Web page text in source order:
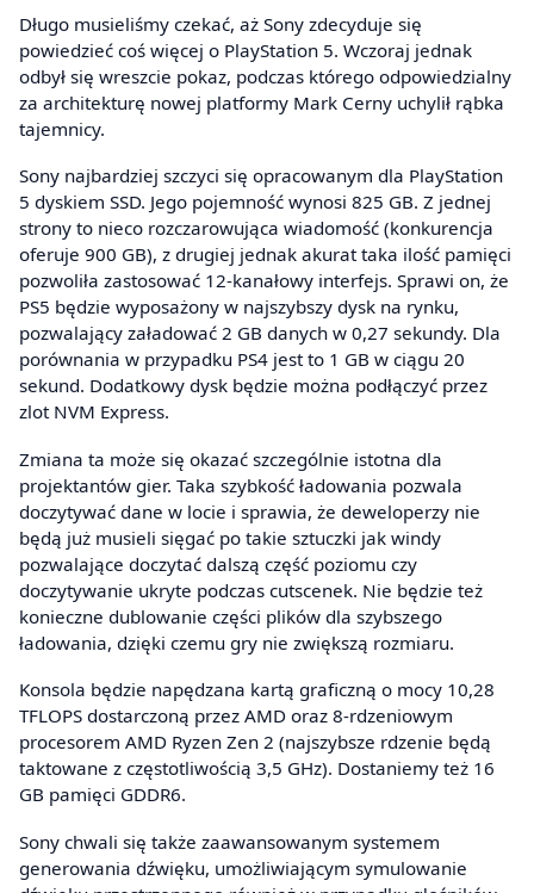
Długo musieliśmy czekać, aż Sony zdecyduje się
powiedzieć coś więcej o PlayStation 5. Wczoraj jednak
odbył się wreszcie pokaz, podczas którego odpowiedzialny
za architekturę nowej platformy Mark Cerny uchylił rąbka
tajemnicy.
Sony najbardziej szczyci się opracowanym dla PlayStation
5 dyskiem SSD. Jego pojemność wynosi 825 GB. Z jednej
strony to nieco rozczarowująca wiadomość (konkurencja
oferuje 900 GB), z drugiej jednak akurat taka ilość pamięci
pozwoliła zastosować 12-kanałowy interfejs. Sprawi on, że
PS5 będzie wyposażony w najszybszy dysk na rynku,
pozwalający załadować 2 GB danych w 0,27 sekundy. Dla
porównania w przypadku PS4 jest to 1 GB w ciągu 20
sekund. Dodatkowy dysk będzie można podłączyć przez
zlot NVM Express.
Zmiana ta może się okazać szczególnie istotna dla
projektantów gier. Taka szybkość ładowania pozwala
doczytywać dane w locie i sprawia, że deweloperzy nie
będą już musieli sięgać po takie sztuczki jak windy
pozwalające doczytać dalszą część poziomu czy
doczytywanie ukryte podczas cutscenek. Nie będzie też
konieczne dublowanie części plików dla szybszego
ładowania, dzięki czemu gry nie zwiększą rozmiaru.
Konsola będzie napędzana kartą graficzną o mocy 10,28
TFLOPS dostarczoną przez AMD oraz 8-rdzeniowym
procesorem AMD Ryzen Zen 2 (najszybsze rdzenie będą
taktowane z częstotliwością 3,5 GHz). Dostaniemy też 16
GB pamięci GDDR6.
Sony chwali się także zaawansowanym systemem
generowania dźwięku, umożliwiającym symulowanie